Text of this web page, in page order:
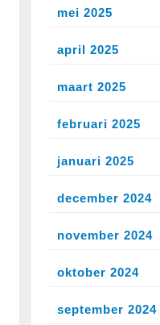
mei 2025
april 2025
maart 2025
februari 2025
januari 2025
december 2024
november 2024
oktober 2024
september 2024